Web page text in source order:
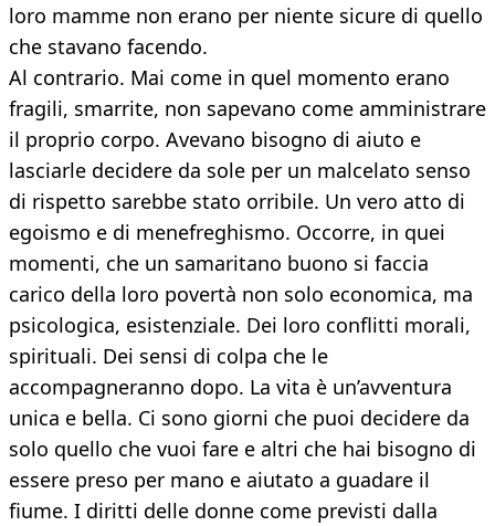
loro mamme non erano per niente sicure di quello
che stavano facendo.
Al contrario. Mai come in quel momento erano
fragili, smarrite, non sapevano come amministrare
il proprio corpo. Avevano bisogno di aiuto e
lasciarle decidere da sole per un malcelato senso
di rispetto sarebbe stato orribile. Un vero atto di
egoismo e di menefreghismo. Occorre, in quei
momenti, che un samaritano buono si faccia
carico della loro povertà non solo economica, ma
psicologica, esistenziale. Dei loro conflitti morali,
spirituali. Dei sensi di colpa che le
accompagneranno dopo. La vita è un’avventura
unica e bella. Ci sono giorni che puoi decidere da
solo quello che vuoi fare e altri che hai bisogno di
essere preso per mano e aiutato a guadare il
fiume. I diritti delle donne come previsti dalla